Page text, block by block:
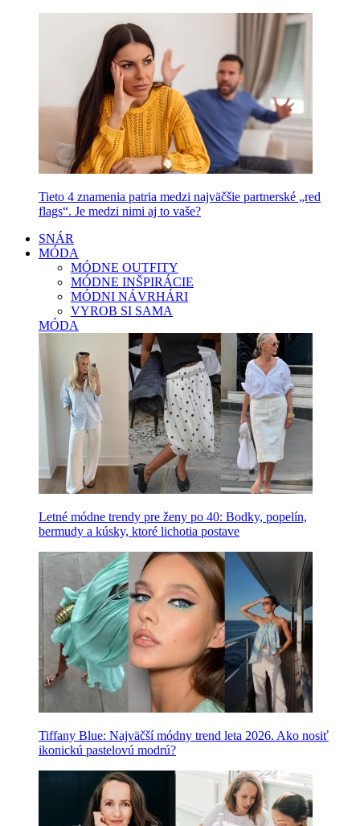
Tieto 4 znamenia patria medzi najväčšie partnerské „red
flags“. Je medzi nimi aj to vaše?
SNÁR
MÓDA
MÓDNE OUTFITY
MÓDNE INŠPIRÁCIE
MÓDNI NÁVRHÁRI
VYROB SI SAMA
MÓDA
Letné módne trendy pre ženy po 40: Bodky, popelín,
bermudy a kúsky, ktoré lichotia postave
Tiffany Blue: Najväčší módny trend leta 2026. Ako nosiť
ikonickú pastelovú modrú?